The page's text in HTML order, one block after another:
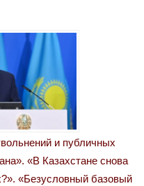
и публичных
«В Казахстане снова
«Безусловный базовый